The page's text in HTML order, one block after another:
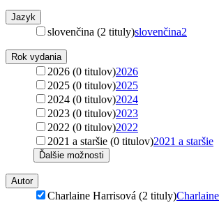
Jazyk
slovenčina (2 tituly)slovenčina2
Rok vydania
2026 (0 titulov)2026
2025 (0 titulov)2025
2024 (0 titulov)2024
2023 (0 titulov)2023
2022 (0 titulov)2022
2021 a staršie (0 titulov)2021 a staršie
Ďalšie možnosti
Autor
Charlaine Harrisová (2 tituly)